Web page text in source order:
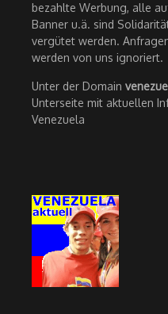
bezahlte Werbung, alle
Banner u.ä. sind
vergütet werden.
werden von uns ignoriert.
Unter der Domain
Unterseite mit aktuellen
Venezuela